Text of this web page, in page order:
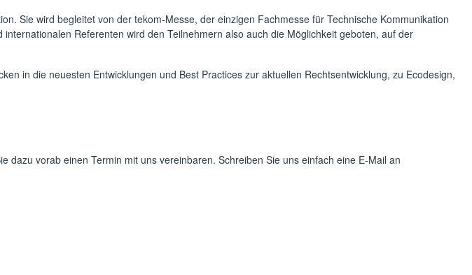
Sie wird begleitet von der tekom-Messe, der einzigen Fachmesse für Technische Kommunikation
Referenten wird den Teilnehmern also auch die Möglichkeit geboten, auf der
in die neuesten Entwicklungen und Best Practices zur aktuellen Rechtsentwicklung, zu Ecodesign,
vorab einen Termin mit uns vereinbaren. Schreiben Sie uns einfach eine E-Mail an